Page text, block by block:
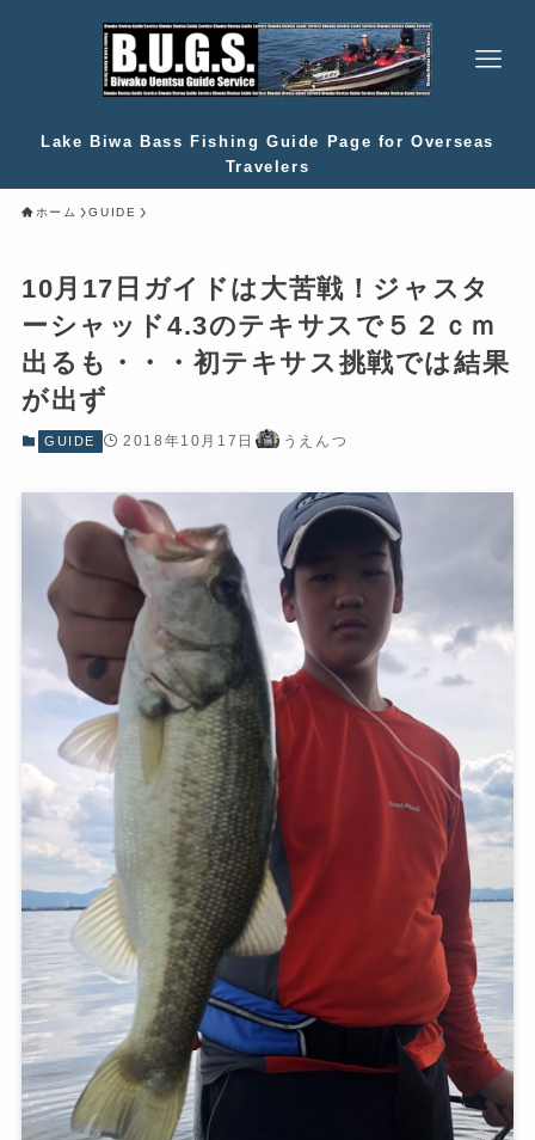
Lake Biwa Bass Fishing Guide Page for Overseas
Travelers
ホーム GUIDE
10月17日ガイドは大苦戦！ジャスタ
ーシャッド4.3のテキサスで５２ｃｍ
出るも・・・初テキサス挑戦では結果
が出ず
GUIDE 2018年10月17日 うえんつ